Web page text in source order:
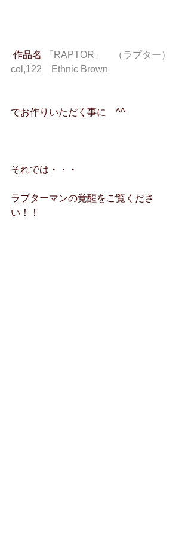
作品名
「RAPTOR」　（ラプター）
col,122　Ethnic Brown
でお作りいただく事に　^^
それでは・・・
ラプターマンの覚醒をご覧くださ
い！！